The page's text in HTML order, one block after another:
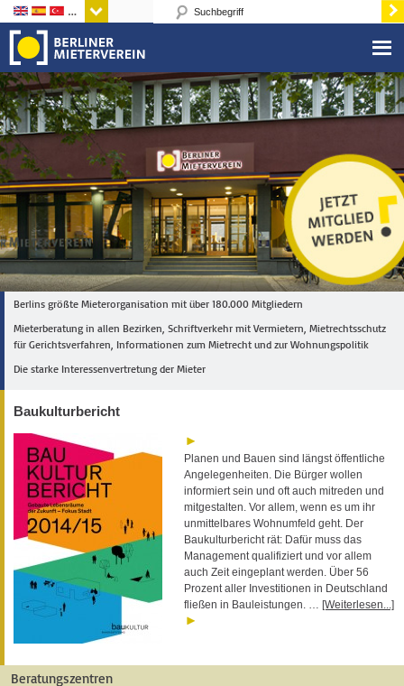
Sprachen
Berlins größte Mieterorganisation mit über 180.000 Mitgliedern
Mieterberatung in allen Bezirken, Schriftverkehr mit Vermietern, Mietrechtsschutz
für Gerichtsverfahren, Informationen zum Mietrecht und zur Wohnungspolitik
Die starke Interessenvertretung der Mieter
Baukulturbericht
Planen und Bauen sind längst öffentliche
Angelegenheiten. Die Bürger wollen
informiert sein und oft auch mitreden und
mitgestalten. Vor allem, wenn es um ihr
unmittelbares Wohnumfeld geht. Der
Baukulturbericht rät: Dafür muss das
Management qualifiziert und vor allem
auch Zeit eingeplant werden. Über 56
Prozent aller Investitionen in Deutschland
fließen in Bauleistungen. … [Weiterlesen...]
Beratungszentren